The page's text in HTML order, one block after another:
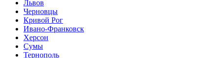
Львов
Черновцы
Кривой Рог
Ивано-Франковск
Херсон
Сумы
Тернополь